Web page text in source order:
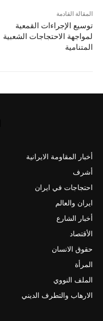
المقالة القادمة
توسيع الإجراءات القمعية
لمواجهة الاحتجاجات الشعبية
المتنامية
أخبار المقاومة الايرانية
أشرف
احتجاجات في ايران
ايران والعالم
أخبار الشارع
الأقتصاد
حقوق الانسان
المرأة
الملف النووي
الارهاب والتطرف الديني